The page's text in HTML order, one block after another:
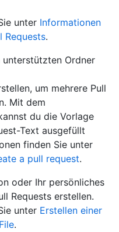
unter Informationen
Requests.
Ordner
um mehrere Pull
Mit dem
du die Vorlage
Text ausgefüllt
finden Sie unter
a pull request.
oder Ihr persönliches
Requests erstellen.
unter Erstellen einer
.